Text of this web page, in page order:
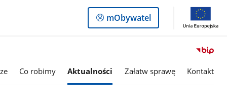
Logowanie
do
mObywatel
Co robimy Aktualności Załatw sprawę Kontakt